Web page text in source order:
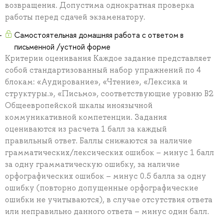
возвращения. Допустима однократная проверка
работы перед сдачей экзаменатору.
Самостоятельная домашняя работа с ответом в
письменной /устной форме
Критерии оценивания Каждое задание представляет
собой стандартизованный набор упражнений по 4
блокам: «Аудирование», «Чтение», «Лексика и
структуры.», «Письмо», соответствующие уровню B2
Общеевропейской шкалы иноязычной
коммуникативной компетенции. Задания
оцениваются из расчета 1 балл за каждый
правильный ответ. Баллы снижаются за наличие
грамматических/лексических ошибок – минус 1 балл
за одну грамматическую ошибку, за наличие
орфографических ошибок – минус 0.5 балла за одну
ошибку (повторно допущенные орфографические
ошибки не учитываются), в случае отсутствия ответа
или неправильно данного ответа – минус один балл.